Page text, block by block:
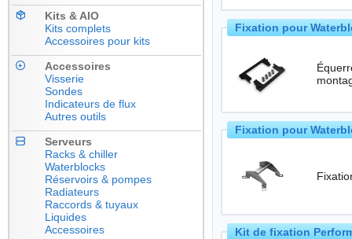
Kits & AIO
Kits complets
Accessoires pour kits
Accessoires
Visserie
Sondes
Indicateurs de flux
Autres outils
Serveurs
Racks & chiller
Waterblocks
Réservoirs & pompes
Radiateurs
Raccords & tuyaux
Liquides
Accessoires
Fixation pour
Fixation pour
Kit de fixation